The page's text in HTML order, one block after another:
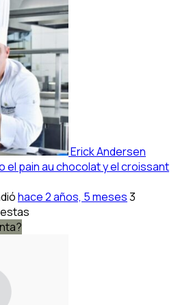
Erick Andersen
el pain au chocolat y el croissant
hace 2 años, 5 meses3